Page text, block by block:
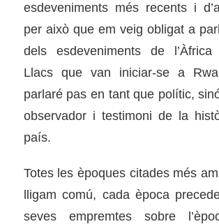
esdeveniments més recents i
per això que em veig obligat a
dels esdeveniments de
Llacs que van iniciar-se a
parlaré pas en tant que polític,
observador i testimoni de la
país.
Totes les èpoques citades més
lligam comú, cada època
seves empremtes sobre